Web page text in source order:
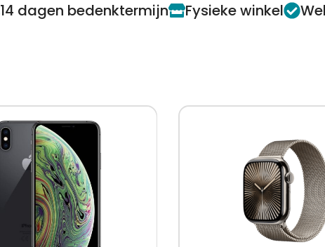
14 dagen bedenktermijn Fysieke winkel